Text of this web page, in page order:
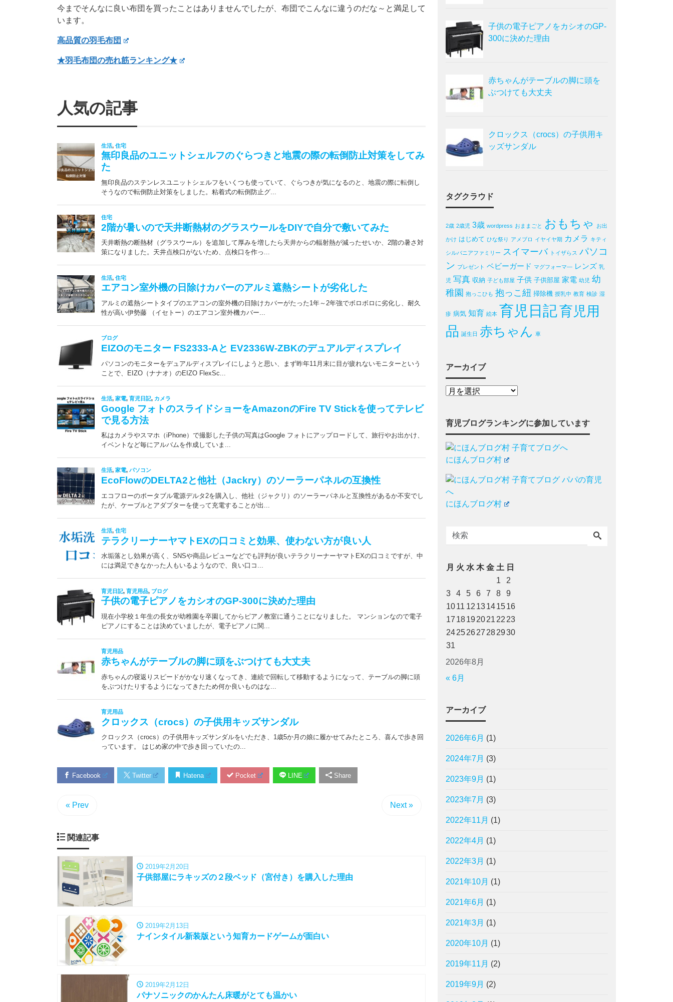
今までそんなに良い布団を買ったことはありませんでしたが、布団でこんなに違うのだな～と満足して
います。
高品質の羽毛布団
★羽毛布団の売れ筋ランキング★
人気の記事
Facebook Twitter Hatena Pocket LINE Share
« Prev Next »
関連記事
2019年2月20日
子供部屋にラキッズの２段ベッド（宮付き）を購入した理由
2019年2月13日
ナインタイル新装版という知育カードゲームが面白い
2019年2月12日
パナソニックのかんたん床暖がとても温かい
子供の電子ピアノをカシオのGP-
300に決めた理由
赤ちゃんがテーブルの脚に頭を
ぶつけても大丈夫
クロックス（crocs）の子供用キ
ッズサンダル
タグクラウド
2歳 2歳児 3歳 wordpress おままごと おもちゃ お出
かけ はじめて ひな祭り アメブロ イヤイヤ期 カメラ キティ
シルバニアファミリー スイマーバ トイザらス パソコ
ン プレゼント ベビーガード マグフォーマ― レンズ 乳
児 写真 収納 子ども部屋 子供 子供部屋 家電 幼児 幼
稚園 抱っこひも 抱っこ紐 掃除機 授乳中 教育 検診 湿
疹 病気 知育 絵本 育児日記育児用
品 誕生日 赤ちゃん 車
アーカイブ
育児ブログランキングに参加しています
にほんブログ村
にほんブログ村
2026年8月
月 火 水 木 金 土 日
1
2
3
4 5 6 7 8
9
1011 12 13141516
17 18192021 22 23
24252627 282930
31
« 6月
アーカイブ
2026年6月 (1)
2024年7月 (3)
2023年9月 (1)
2023年7月 (3)
2022年11月 (1)
2022年4月 (1)
2022年3月 (1)
2021年10月 (1)
2021年6月 (1)
2021年3月 (1)
2020年10月 (1)
2019年11月 (2)
2019年9月 (2)